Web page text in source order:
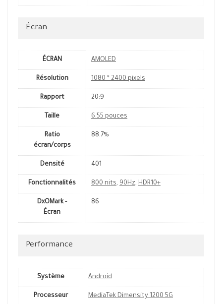
Écran
ÉCRAN AMOLED
Résolution 1080 * 2400 pixels
Rapport 20:9
Taille 6.55 pouces
Ratio
écran/corps
88.7%
Densité 401
Fonctionnalités 800 nits, 90Hz, HDR10+
DxOMark -
Écran
86
Performance
Système Android
Processeur MediaTek Dimensity 1200 5G